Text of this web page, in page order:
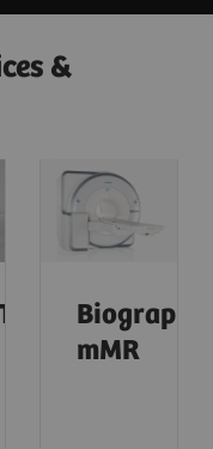
&
Biograph
mMR